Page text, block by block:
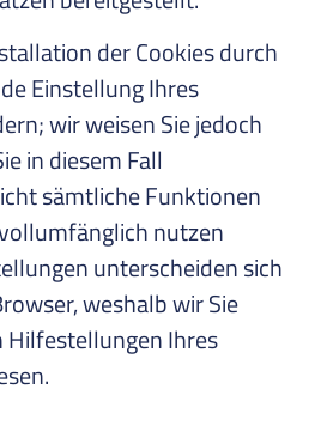
der Cookies durch
Einstellung Ihres
wir weisen Sie jedoch
in diesem Fall
sämtliche Funktionen
nutzen
unterscheiden sich
weshalb wir Sie
Hilfestellungen Ihres